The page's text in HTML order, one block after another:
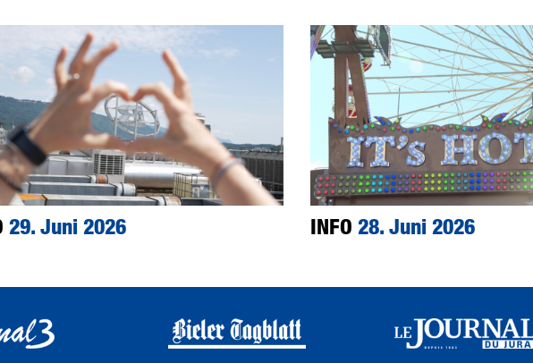
29. Juni 2026 INFO 28. Juni 2026